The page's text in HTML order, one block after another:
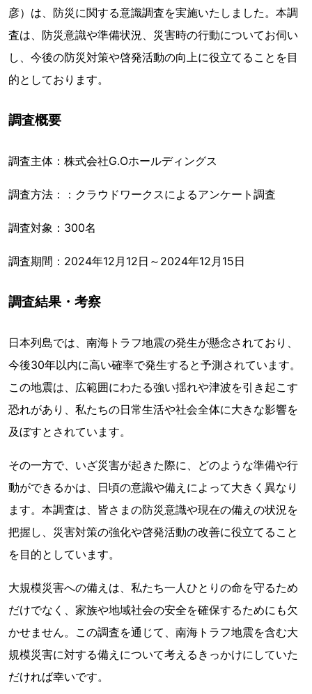
彦）は、防災に関する意識調査を実施いたしました。本調
査は、防災意識や準備状況、災害時の行動についてお伺い
し、今後の防災対策や啓発活動の向上に役立てることを目
的としております。
調査概要
調査主体：株式会社G.Oホールディングス
調査方法：：クラウドワークスによるアンケート調査
調査対象：300名
調査期間：2024年12月12日～2024年12月15日
調査結果・考察
日本列島では、南海トラフ地震の発生が懸念されており、
今後30年以内に高い確率で発生すると予測されています。
この地震は、広範囲にわたる強い揺れや津波を引き起こす
恐れがあり、私たちの日常生活や社会全体に大きな影響を
及ぼすとされています。
その一方で、いざ災害が起きた際に、どのような準備や行
動ができるかは、日頃の意識や備えによって大きく異なり
ます。本調査は、皆さまの防災意識や現在の備えの状況を
把握し、災害対策の強化や啓発活動の改善に役立てること
を目的としています。
大規模災害への備えは、私たち一人ひとりの命を守るため
だけでなく、家族や地域社会の安全を確保するためにも欠
かせません。この調査を通じて、南海トラフ地震を含む大
規模災害に対する備えについて考えるきっかけにしていた
だければ幸いです。